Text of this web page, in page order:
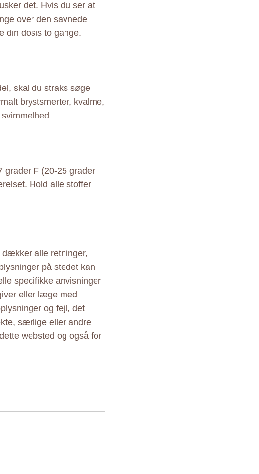
det. Hvis du ser at
over den savnede
din dosis to gange.
skal du straks søge
brystsmerter, kvalme,
grader F (20-25 grader
Hold alle stoffer
dækker alle retninger,
på stedet kan
specifikke anvisninger
eller læge med
og fejl, det
særlige eller andre
websted og også for